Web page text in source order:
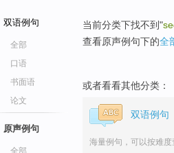
双语例句
全部
口语
书面语
论文
原声例句
全部
当前分类下找不到"
查看原声例句下的全
或者看看其他分类：
双语例句
海量例句，可以按难度